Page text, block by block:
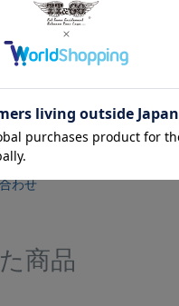
限り実物に近くなるように努
ー、携帯の機種等）により異
わせ
商品